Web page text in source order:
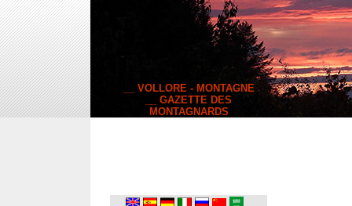
__ VOLLORE - MONTAGNE
__ GAZETTE DES
MONTAGNARDS